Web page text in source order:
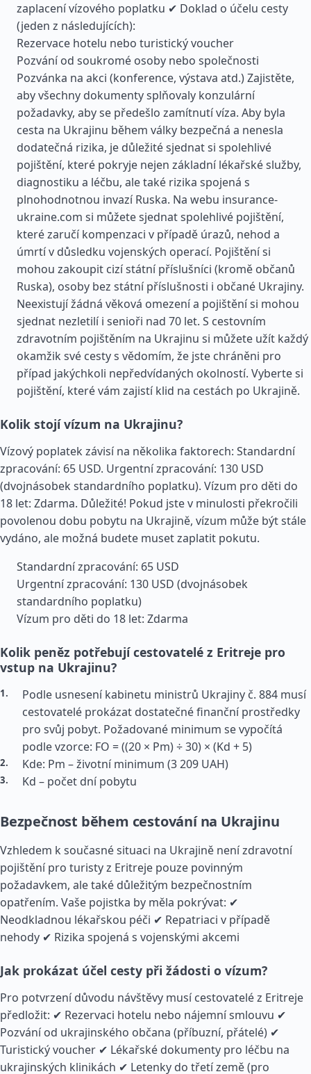
zaplacení vízového poplatku ✔ Doklad o účelu cesty
(jeden z následujících):
Rezervace hotelu nebo turistický voucher
Pozvání od soukromé osoby nebo společnosti
Pozvánka na akci (konference, výstava atd.) Zajistěte,
aby všechny dokumenty splňovaly konzulární
požadavky, aby se předešlo zamítnutí víza. Aby byla
cesta na Ukrajinu během války bezpečná a nenesla
dodatečná rizika, je důležité sjednat si spolehlivé
pojištění, které pokryje nejen základní lékařské služby,
diagnostiku a léčbu, ale také rizika spojená s
plnohodnotnou invazí Ruska. Na webu insurance-
ukraine.com si můžete sjednat spolehlivé pojištění,
které zaručí kompenzaci v případě úrazů, nehod a
úmrtí v důsledku vojenských operací. Pojištění si
mohou zakoupit cizí státní příslušníci (kromě občanů
Ruska), osoby bez státní příslušnosti i občané Ukrajiny.
Neexistují žádná věková omezení a pojištění si mohou
sjednat nezletilí i senioři nad 70 let. S cestovním
zdravotním pojištěním na Ukrajinu si můžete užít každý
okamžik své cesty s vědomím, že jste chráněni pro
případ jakýchkoli nepředvídaných okolností. Vyberte si
pojištění, které vám zajistí klid na cestách po Ukrajině.
Kolik stojí vízum na Ukrajinu?
Vízový poplatek závisí na několika faktorech: Standardní
zpracování: 65 USD. Urgentní zpracování: 130 USD
(dvojnásobek standardního poplatku). Vízum pro děti do
18 let: Zdarma. Důležité! Pokud jste v minulosti překročili
povolenou dobu pobytu na Ukrajině, vízum může být stále
vydáno, ale možná budete muset zaplatit pokutu.
Standardní zpracování: 65 USD
Urgentní zpracování: 130 USD (dvojnásobek
standardního poplatku)
Vízum pro děti do 18 let: Zdarma
Kolik peněz potřebují cestovatelé z Eritreje pro
vstup na Ukrajinu?
Podle usnesení kabinetu ministrů Ukrajiny č. 884 musí
cestovatelé prokázat dostatečné finanční prostředky
pro svůj pobyt. Požadované minimum se vypočítá
podle vzorce: FO = ((20 × Pm) ÷ 30) × (Kd + 5)
Kde: Pm – životní minimum (3 209 UAH)
Kd – počet dní pobytu
Bezpečnost během cestování na Ukrajinu
Vzhledem k současné situaci na Ukrajině není zdravotní
pojištění pro turisty z Eritreje pouze povinným
požadavkem, ale také důležitým bezpečnostním
opatřením. Vaše pojistka by měla pokrývat: ✔
Neodkladnou lékařskou péči ✔ Repatriaci v případě
nehody ✔ Rizika spojená s vojenskými akcemi
Jak prokázat účel cesty při žádosti o vízum?
Pro potvrzení důvodu návštěvy musí cestovatelé z Eritreje
předložit: ✔ Rezervaci hotelu nebo nájemní smlouvu ✔
Pozvání od ukrajinského občana (příbuzní, přátelé) ✔
Turistický voucher ✔ Lékařské dokumenty pro léčbu na
ukrajinských klinikách ✔ Letenky do třetí země (pro